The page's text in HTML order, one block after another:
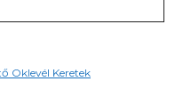
Oklevél Keretek